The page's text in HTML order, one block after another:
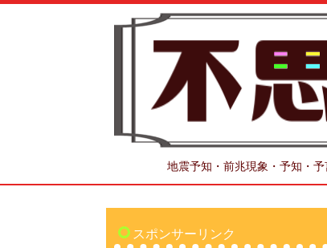
地震予知・前兆現象・予知・
スポンサーリンク